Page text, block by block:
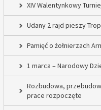
XIV Walentynkowy
Udany 2 rajd pieszy
Pamięć o żołnierzach
1 marca – Narodowy
Rozbudowa,
prace rozpoczęte